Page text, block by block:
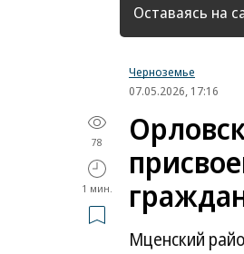
Оставаясь на
Черноземье
07.05.2026, 17:16
78
1 мин.
Мценский